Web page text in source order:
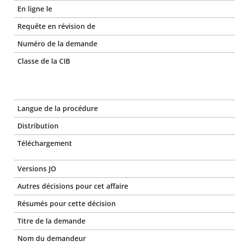
En ligne le
Requête en révision de
Numéro de la demande
Classe de la CIB
Langue de la procédure
Distribution
Téléchargement
Versions JO
Autres décisions pour cet affaire
Résumés pour cette décision
Titre de la demande
Nom du demandeur